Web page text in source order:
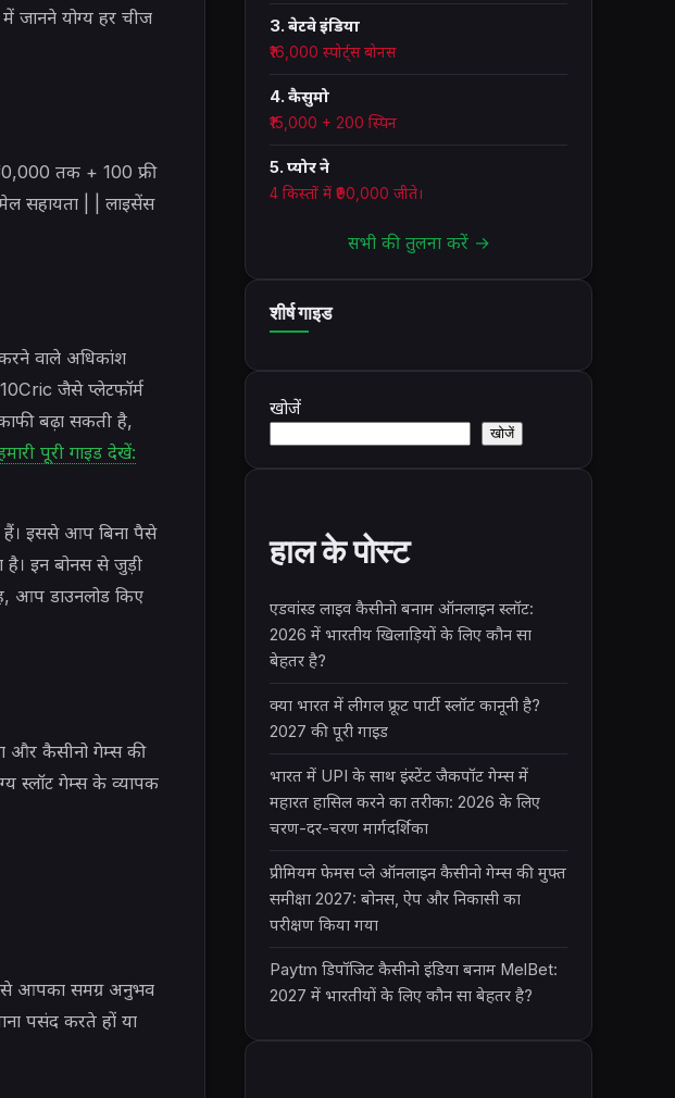
में जानने योग्य हर चीज
तक + 100 फ्री
सहायता | | लाइसेंस
वाले अधिकांश
जैसे प्लेटफॉर्म
बढ़ा सकती है,
पूरी गाइड देखें:
इससे आप बिना पैसे
इन बोनस से जुड़ी
आप डाउनलोड किए
और कैसीनो गेम्स की
स्लॉट गेम्स के व्यापक
आपका समग्र अनुभव
पसंद करते हों या
3. बेटवे इंडिया
₹16,000 स्पोर्ट्स बोनस
4. कैसुमो
₹15,000 + 200 स्पिन
5. प्योर ने
4 किस्तों में ₹90,000 जीते।
सभी की तुलना करें →
शीर्ष गाइड
खोजें
खोजें
हाल के पोस्ट
एडवांस्ड लाइव कैसीनो बनाम ऑनलाइन स्लॉट:
2026 में भारतीय खिलाड़ियों के लिए कौन सा
बेहतर है?
क्या भारत में लीगल फ्रूट पार्टी स्लॉट कानूनी है?
2027 की पूरी गाइड
भारत में UPI के साथ इंस्टेंट जैकपॉट गेम्स में
महारत हासिल करने का तरीका: 2026 के लिए
चरण-दर-चरण मार्गदर्शिका
प्रीमियम फेमस प्ले ऑनलाइन कैसीनो गेम्स की मुफ्त
समीक्षा 2027: बोनस, ऐप और निकासी का
परीक्षण किया गया
Paytm डिपॉजिट कैसीनो इंडिया बनाम MelBet:
2027 में भारतीयों के लिए कौन सा बेहतर है?